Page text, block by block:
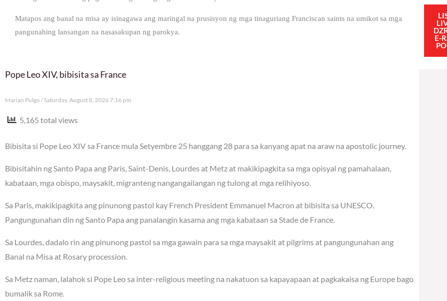
Matapos ang banal na misa ay isinagawa ang maringal na prusisyon ng mga tinaguriang Franciscan saints na umikot sa mga
pangunahing lansangan na nasasakupan ng parokya.
Pope Leo XIV, bibisita sa France
Marian Pulgo Saturday, August 8, 2026 7:16 pm
5,165 total views
Bibisita si Pope Leo XIV sa France mula Setyembre 25 hanggang 28 para sa kanyang apat na araw na apostolic journey.
Bibisitahin ng Santo Papa ang Paris, Saint-Denis, Lourdes at Metz at makikipagkita sa mga opisyal ng pamahalaan,
kabataan, mga obispo, maysakit, migranteng nangangailangan ng tulong at mga relihiyoso.
Sa Paris, makikipagkita ang pinunong pastol kay French President Emmanuel Macron at bibisita sa UNESCO.
Pangungunahan din ng Santo Papa ang panalangin kasama ang mga kabataan sa Stade de France.
Sa Lourdes, dadalo rin ang pinunong pastol sa mga gawain para sa mga maysakit at pilgrims at pangungunahan ang
Banal na Misa at Rosary procession.
Sa Metz naman, lalahok si Pope Leo sa inter-religious meeting na nakatuon sa kapayapaan at pagkakaisa ng Europe bago
bumalik sa Rome.
itong
kulang.
ibig
E-